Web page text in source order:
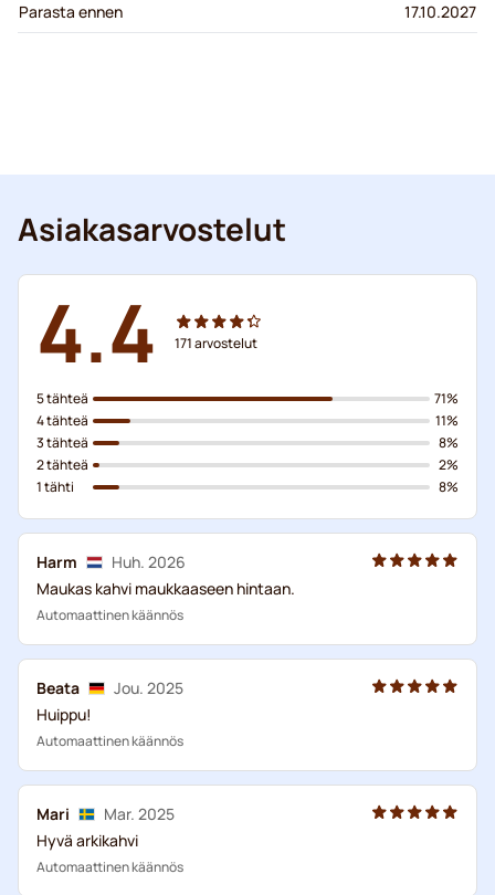
Parasta ennen
17.10.2027
Asiakasarvostelut
4.4 171arvostelut
5 tähteä
4 tähteä
3 tähteä
2 tähteä
1 tähti
71%
11%
8%
2%
8%
Harm
Huh. 2026
Maukas kahvi maukkaaseen hintaan.
Automaattinen käännös
Beata
Jou. 2025
Huippu!
Automaattinen käännös
Mari
Mar. 2025
Hyvä arkikahvi
Automaattinen käännös